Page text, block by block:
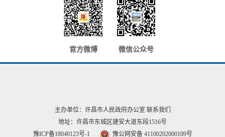
官方微博 微信公众号
主办单位：许昌市人民政府办公室 联系我们
地址：许昌市东城区建安大道东段1516号
豫ICP备18040123号-1
豫公网安备 41100202000109号